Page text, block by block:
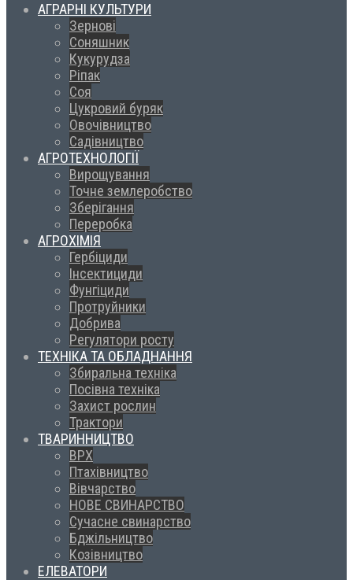
АГРАРНІ КУЛЬТУРИ
Зернові
Соняшник
Кукурудза
Ріпак
Соя
Цукровий буряк
Овочівництво
Садівництво
АГРОТЕХНОЛОГІЇ
Вирощування
Точне землеробство
Зберігання
Переробка
АГРОХІМІЯ
Гербіциди
Інсектициди
Фунгіциди
Протруйники
Добрива
Регулятори росту
ТЕХНІКА ТА ОБЛАДНАННЯ
Збиральна техніка
Посівна техніка
Захист рослин
Трактори
ТВАРИННИЦТВО
ВРХ
Птахівництво
Вівчарство
НОВЕ СВИНАРСТВО
Сучасне свинарство
Бджільництво
Козівництво
ЕЛЕВАТОРИ